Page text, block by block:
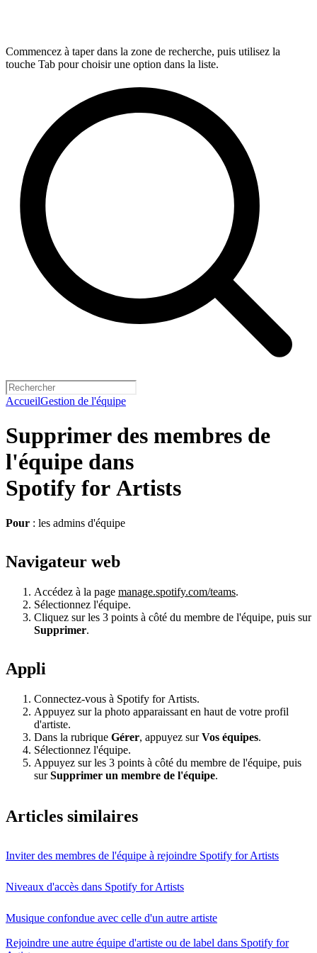
Commencez à taper dans la zone de recherche, puis utilisez la
touche Tab pour choisir une option dans la liste.
AccueilGestion de l'équipe
Supprimer des membres de
l'équipe dans
Spotify for Artists
Pour : les admins d'équipe
Navigateur web
Accédez à la page manage.spotify.com/teams.
Sélectionnez l'équipe.
Cliquez sur les 3 points à côté du membre de l'équipe, puis sur
Supprimer.
Appli
Connectez-vous à Spotify for Artists.
Appuyez sur la photo apparaissant en haut de votre profil
d'artiste.
Dans la rubrique Gérer, appuyez surVos équipes.
Sélectionnez l'équipe.
Appuyez sur les 3 points à côté du membre de l'équipe, puis
surSupprimer un membre de l'équipe.
Articles similaires
Inviter des membres de l'équipe à rejoindre Spotify for Artists
Niveaux d'accès dans Spotify for Artists
Musique confondue avec celle d'un autre artiste
Rejoindre une autre équipe d'artiste ou de label dans Spotify for